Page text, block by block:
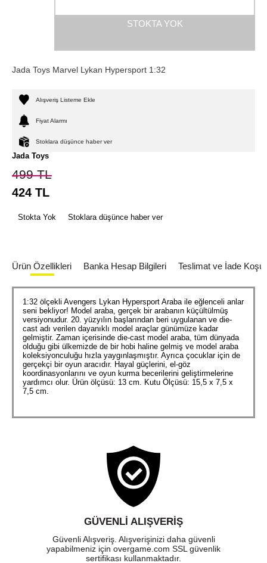
STOKTA YOK
Jada Toys Marvel Lykan Hypersport 1:32
Alışveriş Listeme Ekle
Fiyat Alarmı
Stoklara düşünce haber ver
Jada Toys
499TL
424 TL
Stokta Yok Stoklara düşünce haber ver
Ürün Özellikleri Banka Hesap Bilgileri Teslimat ve İade
1:32 ölçekli Avengers Lykan Hypersport Araba ile eğlenceli anlar
seni bekliyor! Model araba, gerçek bir arabanın küçültülmüş
versiyonudur. 20. yüzyılın başlarından beri uygulanan ve die-
cast adı verilen dayanıklı model araçlar günümüze kadar
gelmiştir. Zaman içerisinde die-cast model araba, tüm dünyada
olduğu gibi ülkemizde de bir hobi haline gelmiş ve model araba
koleksiyonculuğu hızla yaygınlaşmıştır. Ayrıca çocuklar için de
gerçekçi bir oyun aracıdır. Hayal güçlerini, el-göz
koordinasyonlarını ve oyun kurma becerilerini geliştirmelerine
yardımcı olur. Ürün ölçüsü: 13 cm. Kutu Ölçüsü: 15,5 x 7,5 x
7,5 cm.
GÜVENLI ALIŞVERIŞ
Güvenli Alışveriş. Alışverişinizi daha güvenli
yapabilmeniz için overgame.com SSL güvenlik
sertifikası kullanmaktadır.